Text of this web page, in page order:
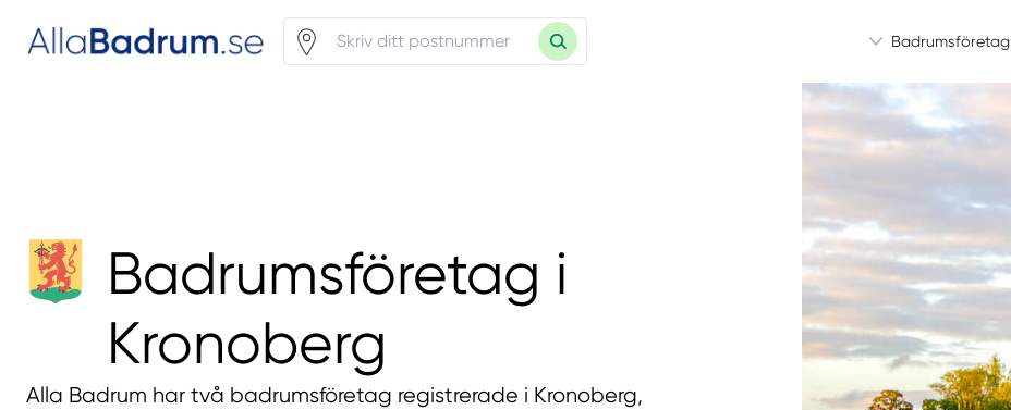
Badrumsföretag
Badrumsföretag i
Kronoberg
Alla Badrum har två badrumsföretag registrerade i Kronoberg,